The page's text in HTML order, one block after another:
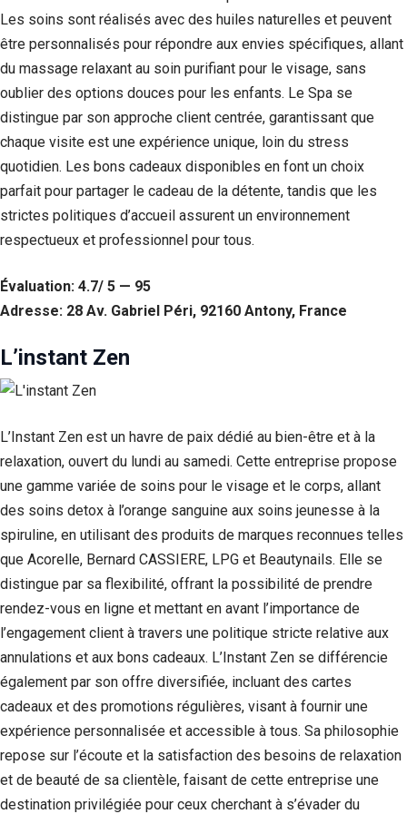
Les soins sont réalisés avec des huiles naturelles et peuvent
être personnalisés pour répondre aux envies spécifiques, allant
du massage relaxant au soin purifiant pour le visage, sans
oublier des options douces pour les enfants. Le Spa se
distingue par son approche client centrée, garantissant que
chaque visite est une expérience unique, loin du stress
quotidien. Les bons cadeaux disponibles en font un choix
parfait pour partager le cadeau de la détente, tandis que les
strictes politiques d’accueil assurent un environnement
respectueux et professionnel pour tous.
Évaluation: 4.7/ 5 — 95
Adresse: 28 Av. Gabriel Péri, 92160 Antony, France
L’instant Zen
L’Instant Zen est un havre de paix dédié au bien-être et à la
relaxation, ouvert du lundi au samedi. Cette entreprise propose
une gamme variée de soins pour le visage et le corps, allant
des soins detox à l’orange sanguine aux soins jeunesse à la
spiruline, en utilisant des produits de marques reconnues telles
que Acorelle, Bernard CASSIERE, LPG et Beautynails. Elle se
distingue par sa flexibilité, offrant la possibilité de prendre
rendez-vous en ligne et mettant en avant l’importance de
l’engagement client à travers une politique stricte relative aux
annulations et aux bons cadeaux. L’Instant Zen se différencie
également par son offre diversifiée, incluant des cartes
cadeaux et des promotions régulières, visant à fournir une
expérience personnalisée et accessible à tous. Sa philosophie
repose sur l’écoute et la satisfaction des besoins de relaxation
et de beauté de sa clientèle, faisant de cette entreprise une
destination privilégiée pour ceux cherchant à s’évader du